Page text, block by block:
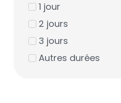
1 jour
2 jours
3 jours
Autres durées